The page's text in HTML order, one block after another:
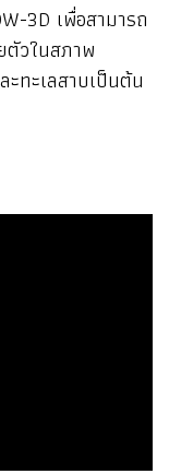
3D เพื่อสามารถ
ตัวในสภาพ
ทะเลสาบเป็นต้น